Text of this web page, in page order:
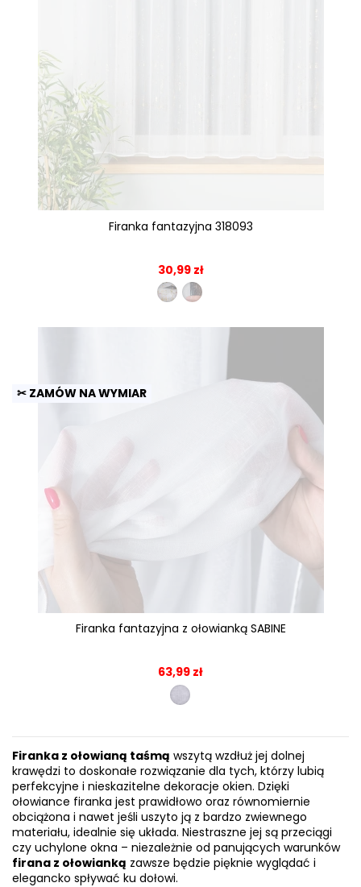
Firanka fantazyjna 318093
30,99 zł
✂ ZAMÓW NA WYMIAR
Firanka fantazyjna z ołowianką SABINE
63,99 zł
Firanka z ołowianą taśmą wszytą wzdłuż jej dolnej
krawędzi to doskonałe rozwiązanie dla tych, którzy lubią
perfekcyjne i nieskazitelne dekoracje okien. Dzięki
ołowiance firanka jest prawidłowo oraz równomiernie
obciążona i nawet jeśli uszyto ją z bardzo zwiewnego
materiału, idealnie się układa. Niestraszne jej są przeciągi
czy uchylone okna – niezależnie od panujących warunków
firana z ołowianką zawsze będzie pięknie wyglądać i
elegancko spływać ku dołowi.